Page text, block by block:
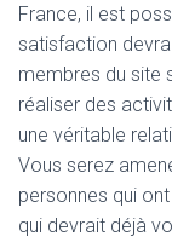
France, il est
satisfaction
membres du site
réaliser des
une véritable
Vous serez
personnes qui
qui devrait déjà